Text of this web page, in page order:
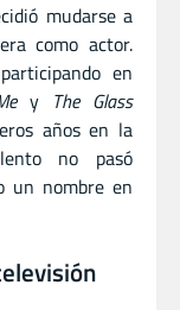
mudarse a
como actor.
en
y The Glass
años en la
no pasó
un nombre en